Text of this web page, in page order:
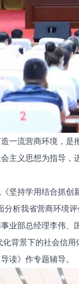
流营商环境，是推
主义思想为指导
持学用结合抓创新
分析我省营商环境
业部总经理李伟
背景下的社会信
读》作专题辅导。